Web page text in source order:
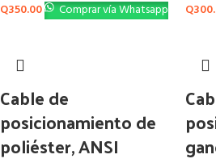
Q350.00 Comprar vía Whatsapp
Q
Cable de
posicionamiento de
poliéster, ANSI